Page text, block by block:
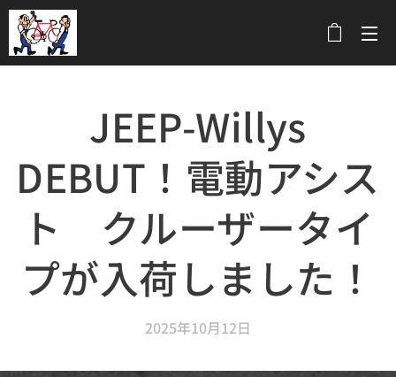
JEEP-Willys
DEBUT！電動アシス
ト クルーザータイ
プが入荷しました！
2025年10月12日